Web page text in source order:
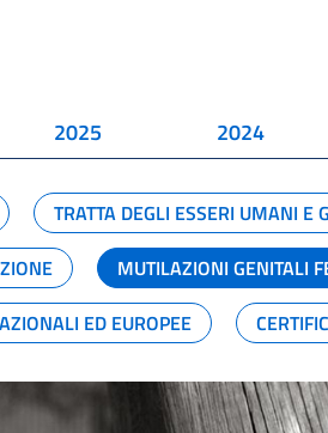
2025 2024
TRATTA DEGLI ESSERI UMANI E
MUTILAZIONI GENITALI
ED EUROPEE